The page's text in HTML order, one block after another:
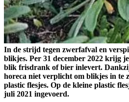
In de strijd tegen zwerfafval en
blikjes. Per 31 december 2022 krijg
blik frisdrank of bier inlevert.
horeca niet verplicht om blikjes in te
plastic flesjes. Op de kleine plastic
juli 2021 ingevoerd.